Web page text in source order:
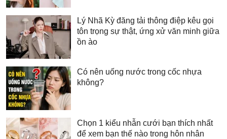
Lý Nhã Kỳ đăng tải thông điệp kêu gọi
tôn trọng sự thật, ứng xử văn minh giữa
ồn ào
Có nên uống nước trong cốc nhựa
không?
Chọn 1 kiểu nhẫn cưới bạn thích nhất
để xem bạn thế nào trong hôn nhân